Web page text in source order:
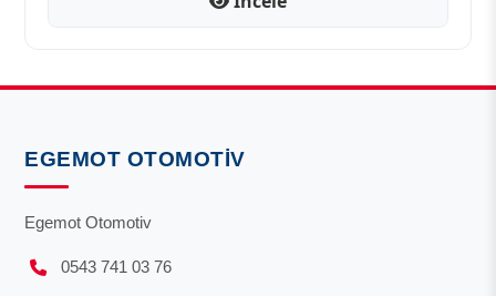
EGEMOT OTOMOTIV
Egemot Otomotiv
0543 741 03 76